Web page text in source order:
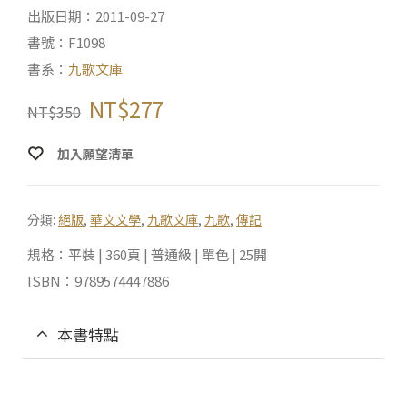
出版日期：2011-09-27
書號：F1098
書系： 九歌文庫
NT$350 NT$277
加入願望清單
分類: 絕版, 華文文學, 九歌文庫, 九歌, 傳記
規格：平裝 | 360頁 | 普通級 | 單色 | 25開
ISBN：9789574447886
本書特點